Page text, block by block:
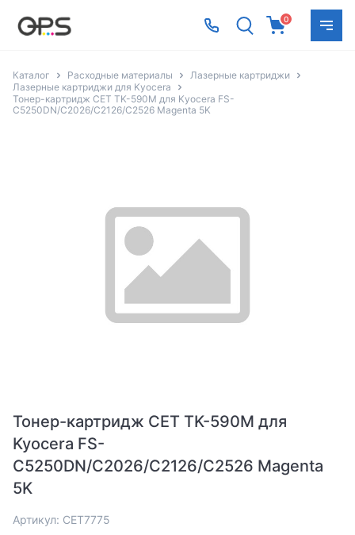
0
Каталог Расходные материалы
Лазерные картриджи
Лазерные картриджи для Kyocera
Тонер-картридж CET TK-590M для Kyocera FS-
C5250DN/C2026/C2126/C2526 Magenta 5K
Тонер-картридж CET TK-590M для
Kyocera FS-
C5250DN/C2026/C2126/C2526 Magenta
5K
Артикул: CET7775